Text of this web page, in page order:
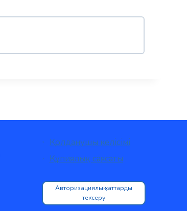
Қолданушы келісімі
Құпиялық саясаты
Авторизациялық хаттарды
тексеру